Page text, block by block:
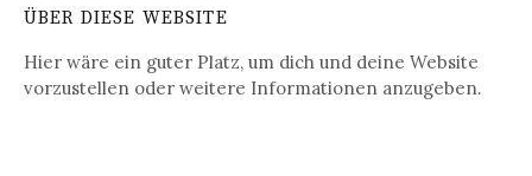
ÜBER DIESE WEBSITE
Hier wäre ein guter Platz, um dich und deine Website
vorzustellen oder weitere Informationen anzugeben.